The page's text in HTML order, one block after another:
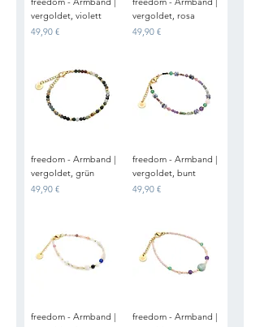
vergoldet, violett
Preis
49,90 €
vergoldet, rosa
Preis
49,90 €
freedom - Armband |
vergoldet, grün
Preis
49,90 €
freedom - Armband |
vergoldet, bunt
Preis
49,90 €
freedom - Armband |
freedom - Armband |